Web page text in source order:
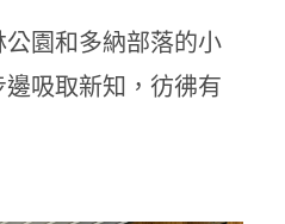
園和多納部落的小
吸取新知，彷彿有